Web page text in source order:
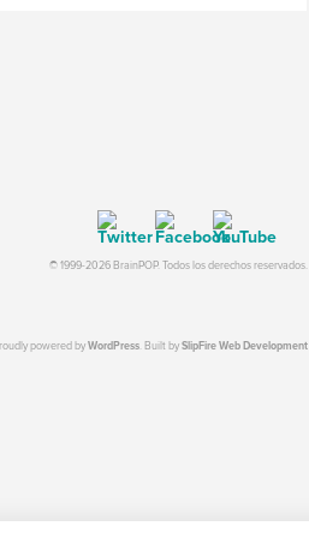
© 1999-2026 BrainPOP. Todos los derechos reservados.
powered byWordPress. Built bySlipFire Web Development